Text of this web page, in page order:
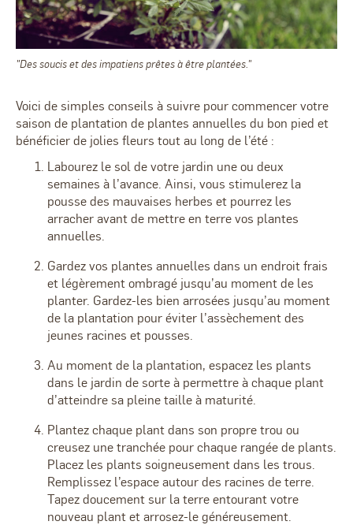
"Des soucis et des impatiens prêtes à être plantées."
Voici de simples conseils à suivre pour commencer votre
saison de plantation de plantes annuelles du bon pied et
bénéficier de jolies fleurs tout au long de l’été :
Labourez le sol de votre jardin une ou deux
semaines à l’avance. Ainsi, vous stimulerez la
pousse des mauvaises herbes et pourrez les
arracher avant de mettre en terre vos plantes
annuelles.
Gardez vos plantes annuelles dans un endroit frais
et légèrement ombragé jusqu’au moment de les
planter. Gardez-les bien arrosées jusqu’au moment
de la plantation pour éviter l’assèchement des
jeunes racines et pousses.
Au moment de la plantation, espacez les plants
dans le jardin de sorte à permettre à chaque plant
d’atteindre sa pleine taille à maturité.
Plantez chaque plant dans son propre trou ou
creusez une tranchée pour chaque rangée de plants.
Placez les plants soigneusement dans les trous.
Remplissez l’espace autour des racines de terre.
Tapez doucement sur la terre entourant votre
nouveau plant et arrosez-le généreusement.